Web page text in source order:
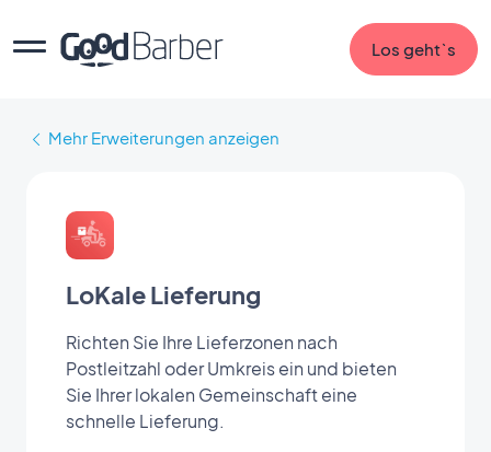
Los geht`s
Mehr Erweiterungen anzeigen
LoKale Lieferung
Richten Sie Ihre Lieferzonen nach
Postleitzahl oder Umkreis ein und bieten
Sie Ihrer lokalen Gemeinschaft eine
schnelle Lieferung.